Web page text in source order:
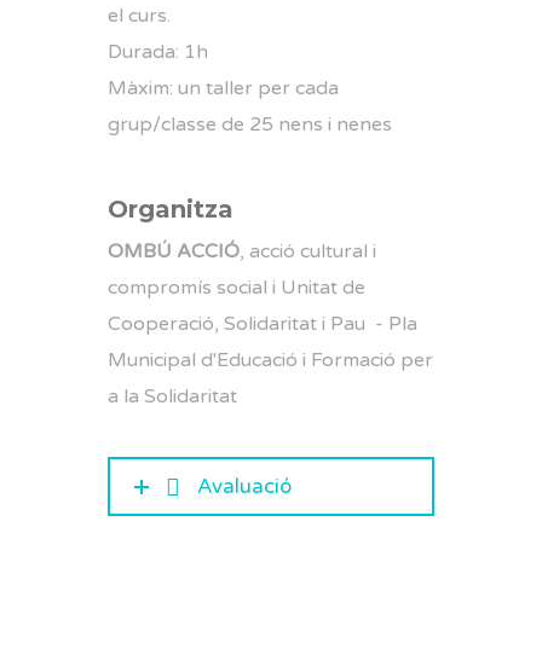
el curs.
Durada: 1h
Màxim: un taller per cada
grup/classe de 25 nens i nenes
Organitza
OMBÚ ACCIÓ, acció cultural i
compromís social i Unitat de
Cooperació, Solidaritat i Pau - Pla
Municipal d'Educació i Formació per
a la Solidaritat
Avaluació